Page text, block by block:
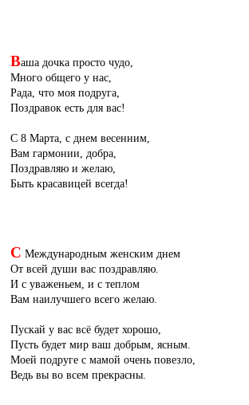
Ваша дочка просто чудо,
Много общего у нас,
Рада, что моя подруга,
Поздравок есть для вас!
С 8 Марта, с днем весенним,
Вам гармонии, добра,
Поздравляю и желаю,
Быть красавицей всегда!
С Международным женским днем
От всей души вас поздравляю.
И с уваженьем, и с теплом
Вам наилучшего всего желаю.
Пускай у вас всё будет хорошо,
Пусть будет мир ваш добрым, ясным.
Моей подруге с мамой очень повезло,
Ведь вы во всем прекрасны.